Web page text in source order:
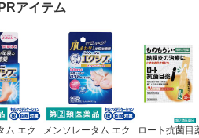
アイテム
ム エク
メンソレータム エク
ロート抗菌目